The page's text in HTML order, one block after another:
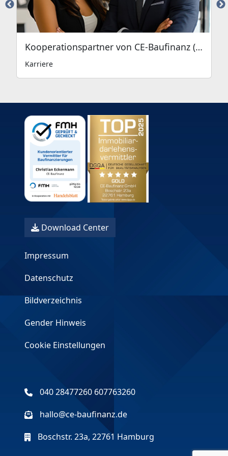
Kooperationspartner von CE-Baufinanz (White Label)
Karriere
Download Center
Impressum
Datenschutz
Bildverzeichnis
Gender Hinweis
Cookie Einstellungen
040 28477260 607763260
hallo@ce-baufinanz.de
Boschstr. 23a, 22761 Hamburg